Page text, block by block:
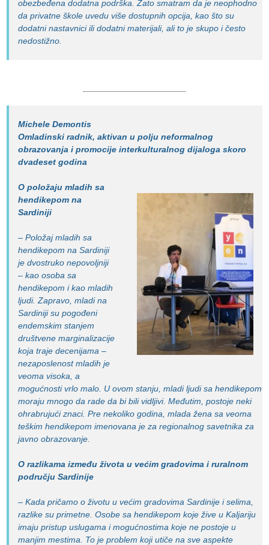
obezbeđena dodatna podrška. Zato smatram da je neophodno
da privatne škole uvedu više dostupnih opcija, kao što su
dodatni nastavnici ili dodatni materijali, ali to je skupo i često
nedostižno.
Michele Demontis
Omladinski radnik, aktivan u polju neformalnog
obrazovanja i promocije interkulturalnog dijaloga skoro
dvadeset godina
O položaju mladih sa
hendikepom na
Sardiniji
– Položaj mladih sa
hendikepom na Sardiniji
je dvostruko nepovoljniji
– kao osoba sa
hendikepom i kao mladih
ljudi. Zapravo, mladi na
Sardiniji su pogođeni
endemskim stanjem
društvene marginalizacije
koja traje decenijama –
nezaposlenost mladih je
veoma visoka, a
mogućnosti vrlo malo. U ovom stanju, mladi ljudi sa hendikepom
moraju mnogo da rade da bi bili vidljivi. Međutim, postoje neki
ohrabrujući znaci. Pre nekoliko godina, mlada žena sa veoma
teškim hendikepom imenovana je za regionalnog savetnika za
javno obrazovanje.
O razlikama između života u većim gradovima i ruralnom
području Sardinije
– Kada pričamo o životu u većim gradovima Sardinije i selima,
razlike su primetne. Osobe sa hendikepom koje žive u Kaljariju
imaju pristup uslugama i mogućnostima koje ne postoje u
manjim mestima. To je problem koji utiče na sve aspekte